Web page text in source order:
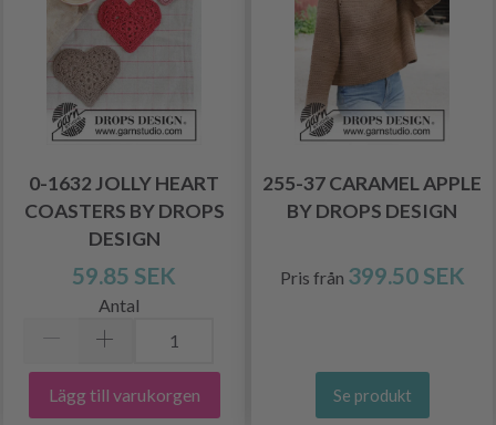
0-1632 JOLLY HEART
COASTERS BY DROPS
DESIGN
59.85 SEK
Antal
Lägg till varukorgen
255-37 CARAMEL APPLE
BY DROPS DESIGN
Pris från 399.50 SEK
Se produkt